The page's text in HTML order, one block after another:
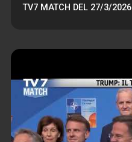
TV7 MATCH DEL 27/3/2026